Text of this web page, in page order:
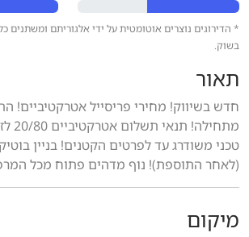
* הדירוגים נוצרים אוטומטית על ידי אלגוריתם ומשתנים
בשוק.
תאור
חדש בשיווק! מחירי פריסייל אטרקטיביים!
(לאחר התוספת)! נוף מדהים פתוח מכל
מיקום